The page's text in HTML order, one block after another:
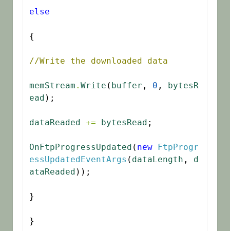
else
{
//Write the downloaded data
memStream . Write ( buffer , 0 , bytesR
ead );
dataReaded += bytesRead ;
OnFtpProgressUpdated ( new
FtpProgr
essUpdatedEventArgs ( dataLength , d
ataReaded ));
}
}